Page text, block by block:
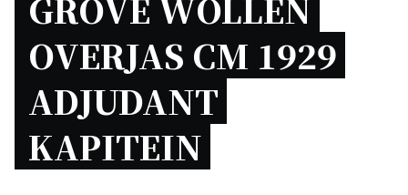
GROVE WOLLEN
OVERJAS CM 1929
ADJUDANT
KAPITEIN